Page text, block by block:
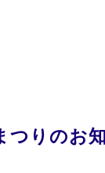
つりのお